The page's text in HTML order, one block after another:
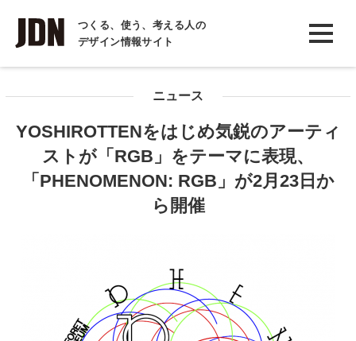
つくる、使う、考える人の
デザイン情報サイト
INTERVIEW
インタビュー
COLUMN
コラム
ニュース
YOSHIROTTENをはじめ気鋭のアーティ
ストが「RGB」をテーマに表現、
「PHENOMENON: RGB」が2月23日か
ら開催